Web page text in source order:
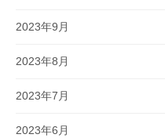
2023年9月
2023年8月
2023年7月
2023年6月